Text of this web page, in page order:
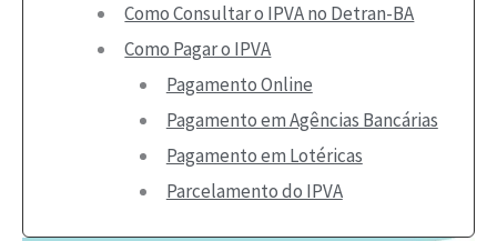
Como Consultar o IPVA no Detran-BA
Como Pagar o IPVA
Pagamento Online
Pagamento em Agências Bancárias
Pagamento em Lotéricas
Parcelamento do IPVA